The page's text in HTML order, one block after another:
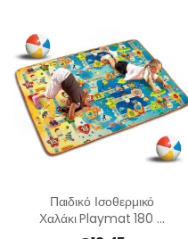
Παιδικό Ισοθερμικό
Χαλάκι Playmat 180 ×
180 × 0,5 Cm